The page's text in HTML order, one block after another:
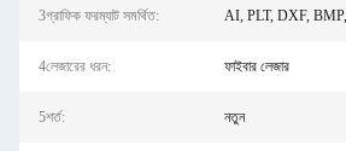
3গ্রাফিক ফরম্যাট সমর্থিত: AI, PLT, DXF,
4লেজারের ধরন: ফাইবার লেজার
5শর্ত: নতুন